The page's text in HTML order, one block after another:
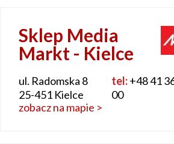
Sklep Media
Markt - Kielce
ul. Radomska 8
25-451 Kielce
tel:+48 41
00
zobacz na mapie >